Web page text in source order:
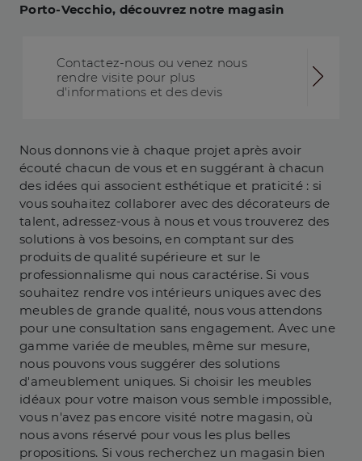
Porto-Vecchio, découvrez notre magasin
Contactez-nous ou venez nous
rendre visite pour plus
d'informations et des devis
Nous donnons vie à chaque projet après avoir
écouté chacun de vous et en suggérant à chacun
des idées qui associent esthétique et praticité : si
vous souhaitez collaborer avec des décorateurs de
talent, adressez-vous à nous et vous trouverez des
solutions à vos besoins, en comptant sur des
produits de qualité supérieure et sur le
professionnalisme qui nous caractérise. Si vous
souhaitez rendre vos intérieurs uniques avec des
meubles de grande qualité, nous vous attendons
pour une consultation sans engagement. Avec une
gamme variée de meubles, même sur mesure,
nous pouvons vous suggérer des solutions
d'ameublement uniques. Si choisir les meubles
idéaux pour votre maison vous semble impossible,
vous n'avez pas encore visité notre magasin, où
nous avons réservé pour vous les plus belles
propositions. Si vous recherchez un magasin bien